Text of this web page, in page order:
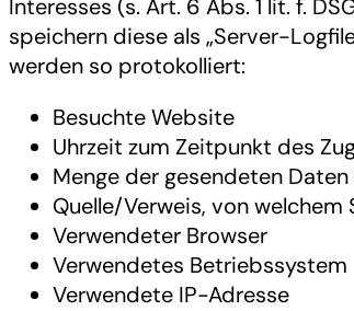
Interesses (s. Art. 6 Abs. 1 lit. f.
speichern diese als „Server-
werden so protokolliert:
Besuchte Website
Uhrzeit zum Zeitpunkt des
Menge der gesendeten
Quelle/Verweis, von
Verwendeter Browser
Verwendetes Betriebssystem
Verwendete IP-Adresse